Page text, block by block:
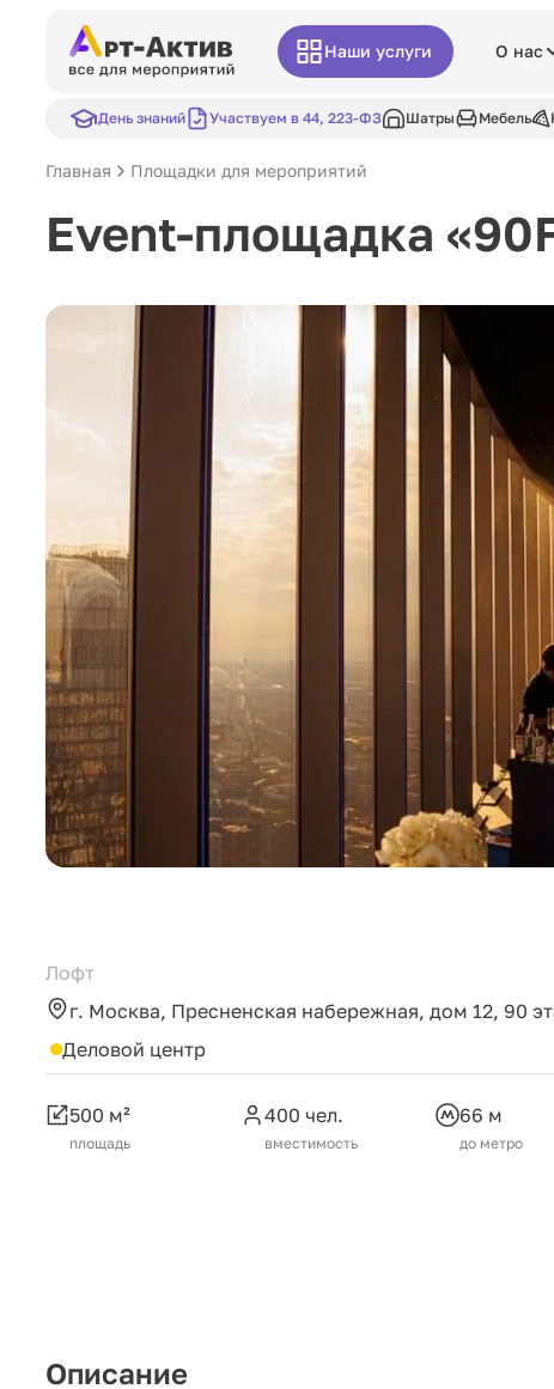
Наши услуги О нас
День знаний Участвуем в 44, 223-ФЗ Шатры Мебель
Главная Площадки для мероприятий
Event-площадка
Лофт
г. Москва, Пресненская набережная, дом 12, 90
Деловой центр
500 м²
площадь
400 чел.
вместимость
66 м
до метро
Описание